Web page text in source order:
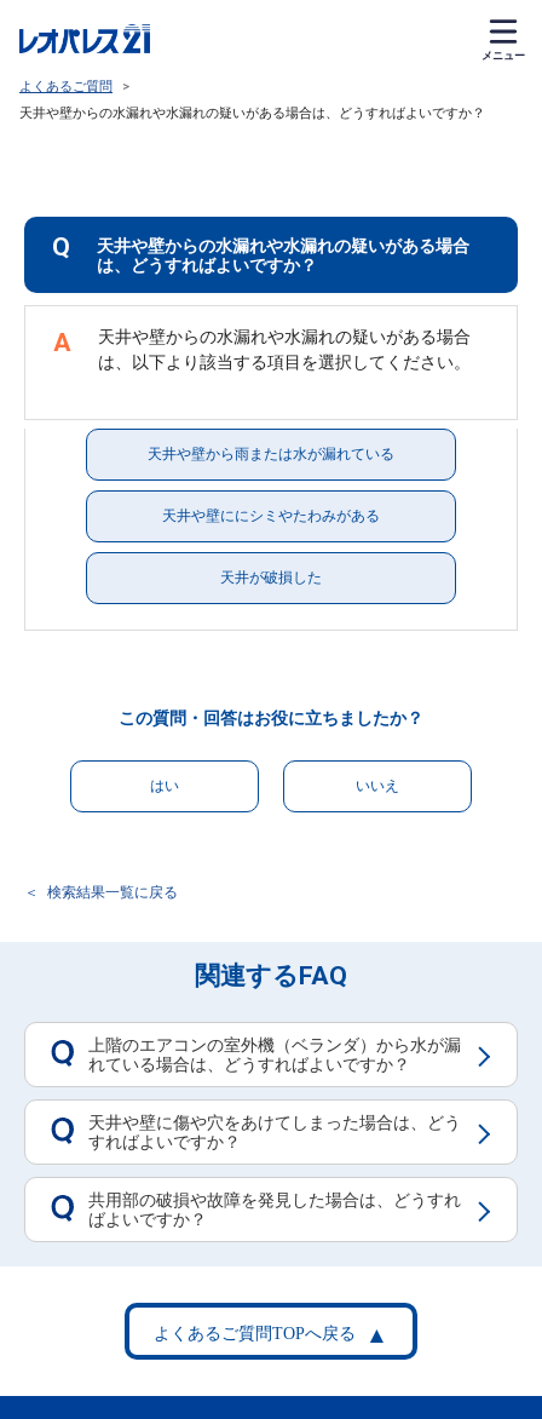
メニュー
よくあるご質問
>
天井や壁からの水漏れや水漏れの疑いがある場合は、どうすればよいですか？
Q
天井や壁からの水漏れや水漏れの疑いがある場合
は、どうすればよいですか？
A
天井や壁からの水漏れや水漏れの疑いがある場合
天井や壁から雨または水が漏れている
天井や壁ににシミやたわみがある
天井が破損した
この質問・回答はお役に立ちましたか？
はい いいえ
検索結果一覧に戻る
関連するFAQ
上階のエアコンの室外機（ベランダ）から水が漏
れている場合は、どうすればよいですか？
天井や壁に傷や穴をあけてしまった場合は、どう
すればよいですか？
共用部の破損や故障を発見した場合は、どうすれ
ばよいですか？